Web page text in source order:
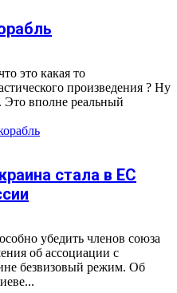
это какая то
произведения ? Ну
Это вполне реальный
стала в ЕС
убедить членов союза
об ассоциации с
безвизовый режим. Об